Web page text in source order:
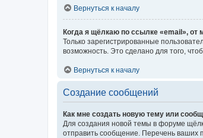
Вернуться к началу
Когда я щёлкаю по ссылке «email», от
Только зарегистрированные
возможность. Это сделано для того,
Вернуться к началу
Создание сообщений
Как мне создать новую тему или
Для создания новой темы в форуме
отправить сообщение. Перечень ваших